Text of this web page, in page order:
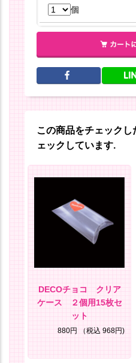
個
この商品をチェック
ェックしています.
DECOチョコ クリア
ケース ２個用15枚セ
ット
880円 （税込 968円)